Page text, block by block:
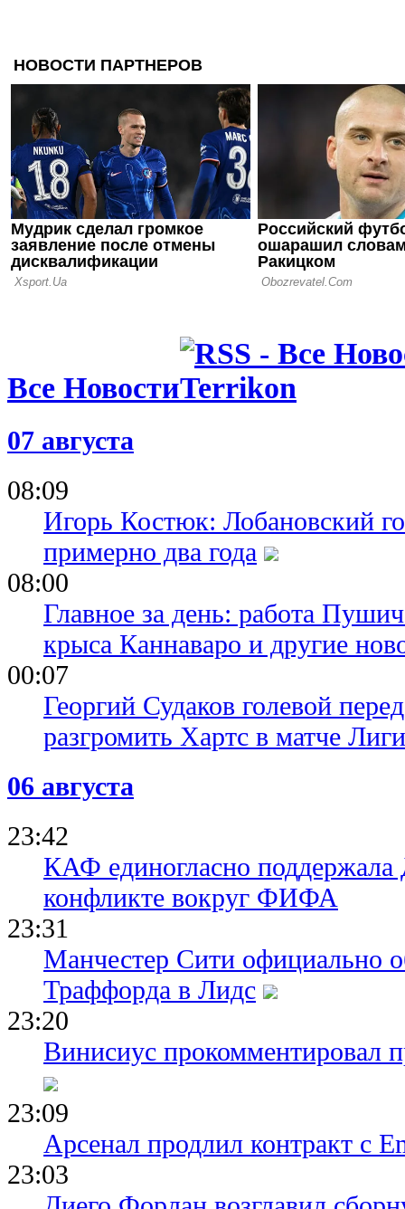
25.05.26 21:08
Жесткое
объявил
Женезио
23.05.26 00:27
Эхо
открыл
для Ренна
Все Новости
07 августа
08:09
Игорь Костюк: Лобановский
примерно два года
08:00
Главное за день: работа
крыса Каннаваро и другие
00:07
Георгий Судаков голевой
разгромить Хартс в матче
06 августа
23:42
КАФ единогласно
конфликте вокруг ФИФА
23:31
Манчестер Сити официально
Траффорда в Лидс
23:20
Винисиус прокомментировал
23:09
Арсенал продлил контракт с
23:03